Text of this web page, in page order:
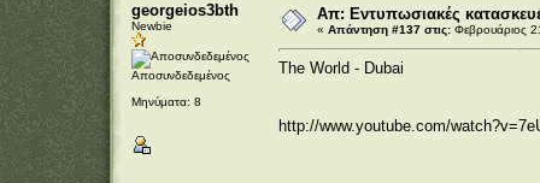
georgeios3bth
Newbie
Αποσυνδεδεμένος
Μηνύματα: 8
Απ: Εντυπωσιακές
« Απάντηση #137 στις:Φεβρουάριος
The World - Dubai
http://www.youtube.com/